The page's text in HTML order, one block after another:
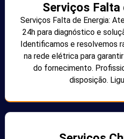
Serviços Falta
Serviços Falta de Energia:
24h para diagnóstico e
Identificamos e resolvemos
na rede elétrica para
do fornecimento.
disposição.